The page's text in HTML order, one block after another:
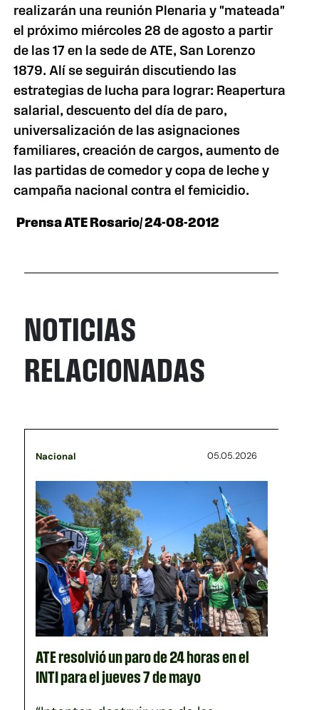
realizarán una reunión Plenaria y "mateada"
el próximo miércoles 28 de agosto a partir
de las 17 en la sede de ATE, San Lorenzo
1879. Alí se seguirán discutiendo las
estrategias de lucha para lograr: Reapertura
salarial, descuento del día de paro,
universalización de las asignaciones
familiares, creación de cargos, aumento de
las partidas de comedor y copa de leche y
campaña nacional contra el femicidio.
Prensa ATE Rosario/ 24-08-2012
NOTICIAS
RELACIONADAS
Nacional 05.05.2026
ATE resolvió un paro de 24 horas en el
INTI para el jueves 7 de mayo